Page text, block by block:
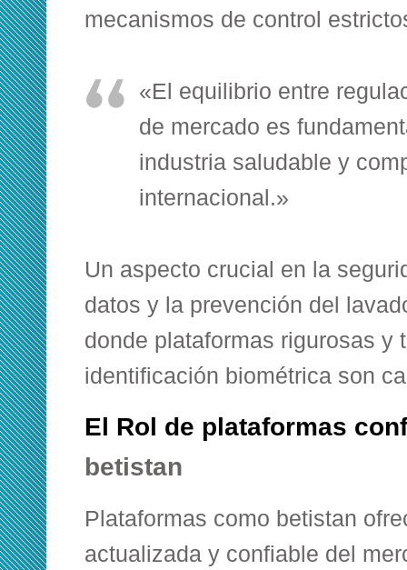
mecanismos de control
«El equilibrio entre
de mercado es
industria saludable y
internacional.»
Un aspecto crucial en la
datos y la prevención del
donde plataformas rigurosas y
identificación biométrica son
El Rol de plataformas
betistan
Plataformas como betistan
actualizada y confiable del